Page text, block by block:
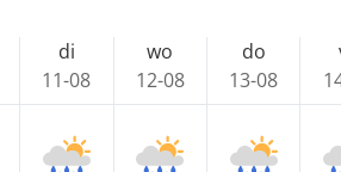
di
11-08
wo
12-08
do
13-08